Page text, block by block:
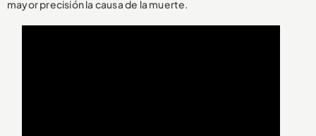
mayor precisión la causa de la muerte.